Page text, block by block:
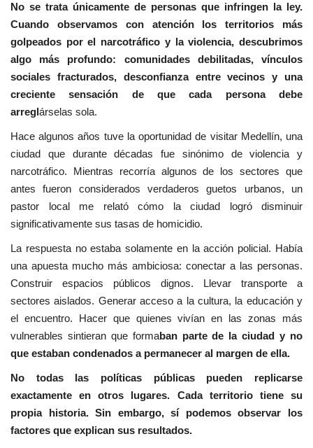
No se trata únicamente de personas que infringen la ley.
Cuando observamos con atención los territorios más
golpeados por el narcotráfico y la violencia, descubrimos
algo más profundo: comunidades debilitadas, vínculos
sociales fracturados, desconfianza entre vecinos y una
creciente sensación de que cada persona debe
arreglárselas sola.
Hace algunos años tuve la oportunidad de visitar Medellín, una
ciudad que durante décadas fue sinónimo de violencia y
narcotráfico. Mientras recorría algunos de los sectores que
antes fueron considerados verdaderos guetos urbanos, un
pastor local me relató cómo la ciudad logró disminuir
significativamente sus tasas de homicidio.
La respuesta no estaba solamente en la acción policial. Había
una apuesta mucho más ambiciosa: conectar a las personas.
Construir espacios públicos dignos. Llevar transporte a
sectores aislados. Generar acceso a la cultura, la educación y
el encuentro. Hacer que quienes vivían en las zonas más
vulnerables sintieran que formaban parte de la ciudad y no
que estaban condenados a permanecer al margen de ella.
No todas las políticas públicas pueden replicarse
exactamente en otros lugares. Cada territorio tiene su
propia historia. Sin embargo, sí podemos observar los
factores que explican sus resultados.